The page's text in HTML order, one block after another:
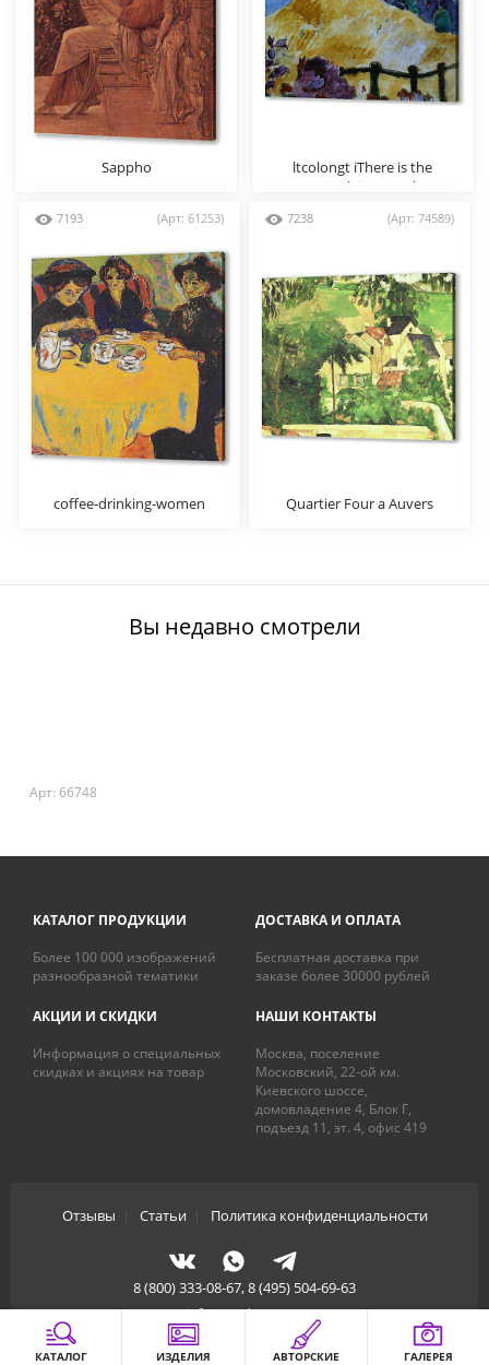
КАТАЛОГ ИЗДЕЛИЯ АВТОРСКИЕ ГАЛЕРЕЯ
Sappho
ltcolongt iThere is the
Templeispanptd
7193 (Арт: 61253)
coffee-drinking-women
7238 (Арт: 74589)
Quartier Four a Auvers
Вы недавно смотрели
Арт: 66748
КАТАЛОГ ПРОДУКЦИИ
Более 100 000 изображений
разнообразной тематики
ДОСТАВКА И ОПЛАТА
Бесплатная доставка при
заказе более 30000 рублей
АКЦИИ И СКИДКИ
Информация о специальных
скидках и акциях на товар
НАШИ КОНТАКТЫ
Москва, поселение
Московский, 22-ой км.
Киевского шоссе,
домовладение 4, Блок Г,
подъезд 11, эт. 4, офис 419
Отзывы Статьи| Политика конфиденциальности
8 (800) 333-08-67, 8 (495) 504-69-63
info@artdecory.ru